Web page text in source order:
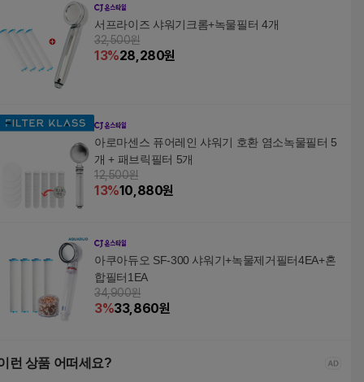
서프라이즈 샤워기크롬+녹물필터 4개
32,500원
13%28,280원
아로마센스 퓨어레인 샤워기 호환 염소녹물필터 5
개 + 패브릭필터 5개
12,500원
13%10,880원
아쿠아듀오 SF-300 샤워기+녹물제거필터4EA+혼
합필터1EA
34,900원
3%33,860원
런 상품 어떠세요?